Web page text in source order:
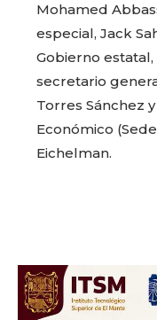
Mohamed
especial, Jack
Gobierno
secretario
Torres Sánchez
Económico
Eichelman.